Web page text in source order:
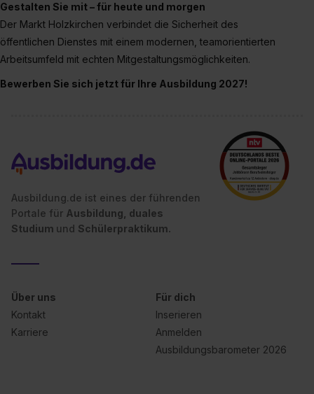
Gestalten Sie mit – für heute und morgen
Der Markt Holzkirchen verbindet die Sicherheit des
öffentlichen Dienstes mit einem modernen, teamorientierten
Arbeitsumfeld mit echten Mitgestaltungsmöglichkeiten.
Bewerben Sie sich jetzt für Ihre Ausbildung 2027!
Ausbildung.de ist eines der führenden
Portale für Ausbildung, duales
Studium und Schülerpraktikum.
Über uns
Kontakt
Karriere
Für dich
Inserieren
Anmelden
Ausbildungsbarometer 2026